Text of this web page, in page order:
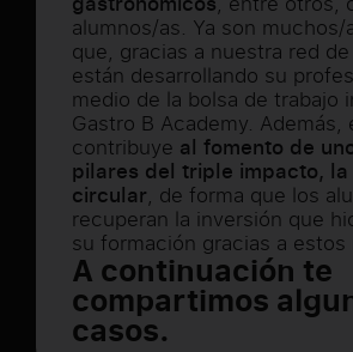
alumnos/as. Ya son muchos/
que, gracias a nuestra red
están desarrollando su
medio de la bolsa de trabajo
Gastro B Academy. Además,
contribuye al fomento de
pilares del triple impacto, la
circular, de forma que los
recuperan la inversión que
su formación gracias a estos
A continuación te
compartimos
casos.